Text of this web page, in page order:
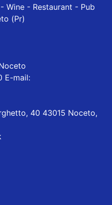
Wine - Restaurant - Pub
(Pr)
E-mail:
40 43015 Noceto,